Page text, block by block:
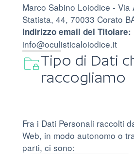
Marco Sabino Loiodice - Via
Statista, 44, 70033 Corato
Indirizzo email del Titolare:
info@oculisticaloiodice.it
Tipo di Dati
raccogliamo
Fra i Dati Personali raccolti
Web, in modo autonomo o
parti, ci sono: